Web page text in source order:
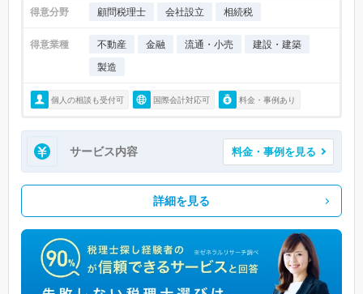
得意分野 顧問税理士 会社設立 相続税
得意業種 不動産 金融 流通・小売
建設・建築
製造
個人の相談も受付可 国際会計対応可 料金・事例あり
サービス内容 料金・事例を見る
詳細を見る